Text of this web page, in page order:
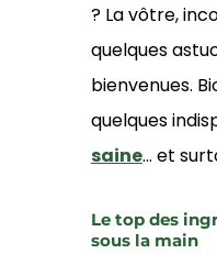
? La vôtre,
quelques
bienvenues.
quelques
saine… et
Le top des
sous la main